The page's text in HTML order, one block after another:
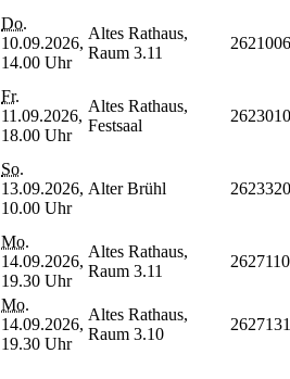
Do.
10.09.2026,
14.00 Uhr
Altes Rathaus,
Raum 3.11
Fr.
11.09.2026,
18.00 Uhr
Altes Rathaus,
Festsaal
So.
13.09.2026,
10.00 Uhr
Alter Brühl
Mo.
14.09.2026,
19.30 Uhr
Altes Rathaus,
Raum 3.11
Mo.
14.09.2026,
19.30 Uhr
Altes Rathaus,
Raum 3.10